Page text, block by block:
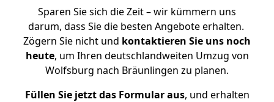
Sparen Sie sich die Zeit – wir kümmern uns
darum, dass Sie die besten Angebote erhalten.
Zögern Sie nicht und kontaktieren Sie uns noch
heute, um Ihren deutschlandweiten Umzug von
Wolfsburg nach Bräunlingen zu planen.
Füllen Sie jetzt das Formular aus, und erhalten